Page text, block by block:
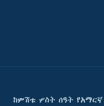
ከምሽቱ ሦስት ሰዓት